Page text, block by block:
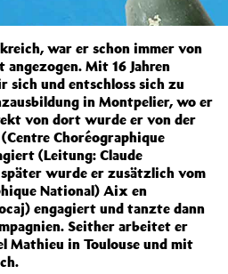
war er schon immer von
Mit 16 Jahren
sich und entschloss sich zu
in Montpelier, wo er
von dort wurde er von der
Choréographique
(Leitung: Claude
wurde er zusätzlich vom
National) Aix en
engagiert und tanzte dann
Seither arbeitet er
Mathieu in Toulouse und mit